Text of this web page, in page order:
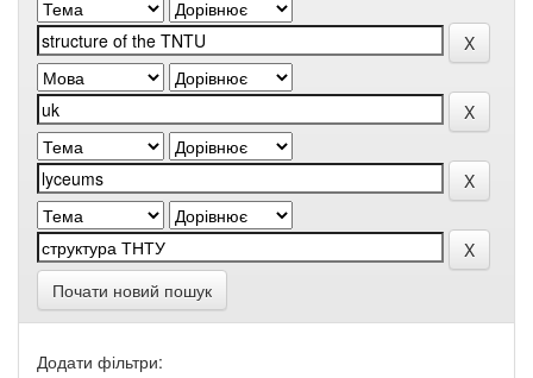
Почати новий пошук
Додати фільтри: